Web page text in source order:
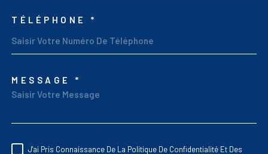
TÉLÉPHONE *
MESSAGE *
J'ai Pris Connaissance De La Politique De Confidentialité Et Des